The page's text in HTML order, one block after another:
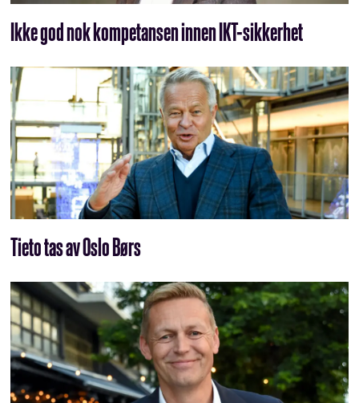
Ikke god nok kompetansen innen IKT-sikkerhet
Tieto tas av Oslo Børs